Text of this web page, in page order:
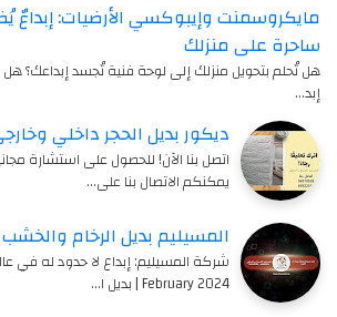
مايكروسمنت وإيبوكسي الأرضيات:
ساحرة على منزلك
هل تُحلم بتحويل منزلك إلى لوحة فنية تُجسد إبداعك؟
إبد…
ديكور بديل الحجر داخلي
اتصل بنا الآن! للحصول على استشارة
يمكنكم الاتصال بنا على…
المسيليم بديل الرخام
February 2024 | بديل ا…